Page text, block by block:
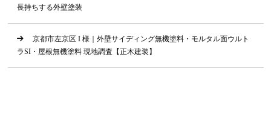
長持ちする外壁塗装
京都市左京区 I 様｜外壁サイディング無機塗料・モルタル面ウルト
ラSI・屋根無機塗料 現地調査【正木建装】